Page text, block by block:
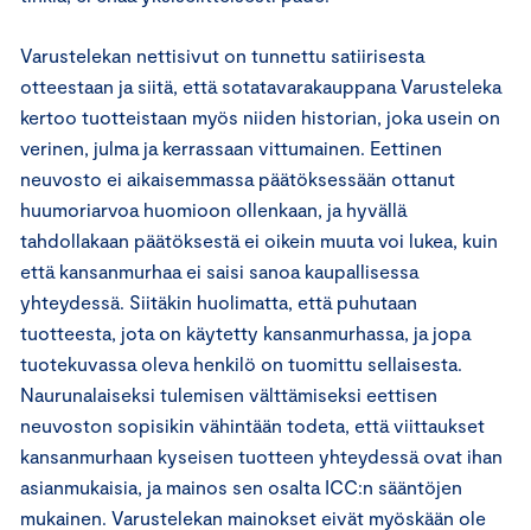
Varustelekan nettisivut on tunnettu satiirisesta
otteestaan ja siitä, että sotatavarakauppana Varusteleka
kertoo tuotteistaan myös niiden historian, joka usein on
verinen, julma ja kerrassaan vittumainen. Eettinen
neuvosto ei aikaisemmassa päätöksessään ottanut
huumoriarvoa huomioon ollenkaan, ja hyvällä
tahdollakaan päätöksestä ei oikein muuta voi lukea, kuin
että kansanmurhaa ei saisi sanoa kaupallisessa
yhteydessä. Siitäkin huolimatta, että puhutaan
tuotteesta, jota on käytetty kansanmurhassa, ja jopa
tuotekuvassa oleva henkilö on tuomittu sellaisesta.
Naurunalaiseksi tulemisen välttämiseksi eettisen
neuvoston sopisikin vähintään todeta, että viittaukset
kansanmurhaan kyseisen tuotteen yhteydessä ovat ihan
asianmukaisia, ja mainos sen osalta ICC:n sääntöjen
mukainen. Varustelekan mainokset eivät myöskään ole